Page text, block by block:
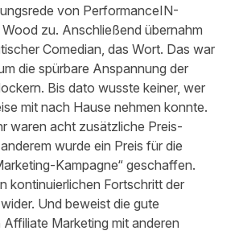
von PerformanceIN-
zu. Anschließend übernahm
Comedian, das Wort. Das war
die spürbare Anspannung der
Bis dato wusste keiner, wer
mit nach Hause nehmen konnte.
waren acht zusätzliche Preis-
wurde ein Preis für die
Kampagne“ geschaffen.
kontinuierlichen Fortschritt der
Und beweist die gute
Marketing mit anderen